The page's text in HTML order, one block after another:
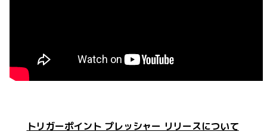
トリガーポイント プレッシャー リリースについて